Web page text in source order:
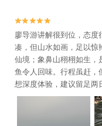
九马漓江竹筏漂流+


廖导游讲解很到位，态
凑，但山水如画，足以惊
仙境；象鼻山栩栩如生，
鱼令人回味。行程虽赶，
想深度体验，建议留足两